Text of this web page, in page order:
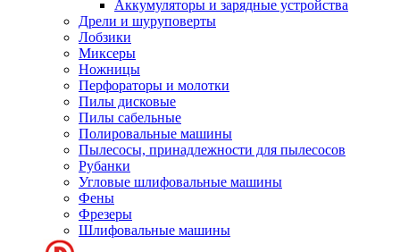
Аккумуляторы и зарядные устройства
Дрели и шуруповерты
Лобзики
Миксеры
Ножницы
Перфораторы и молотки
Пилы дисковые
Пилы сабельные
Полировальные машины
Пылесосы, принадлежности для пылесосов
Рубанки
Угловые шлифовальные машины
Фены
Фрезеры
Шлифовальные машины